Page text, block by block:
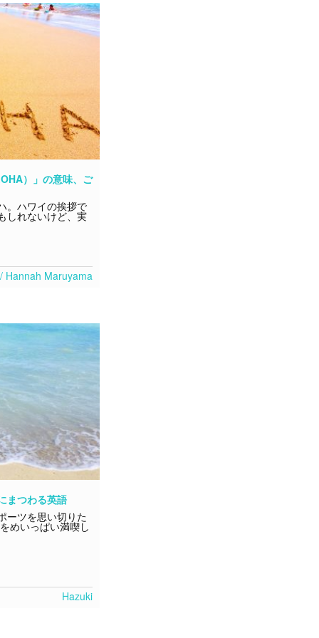
）」の意味、ご
。ハワイの挨拶で
しれないけど、実
Hannah Maruyama
まつわる英語
ーツを思い切りた
めいっぱい満喫し
Hazuki